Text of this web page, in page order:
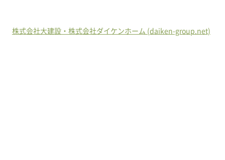
株式会社大建設・株式会社ダイケンホーム (daiken-group.net)